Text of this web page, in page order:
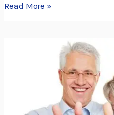
Read More »